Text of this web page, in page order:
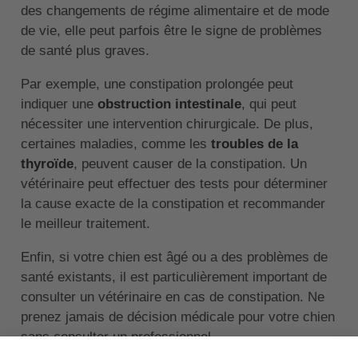
des changements de régime alimentaire et de mode
de vie, elle peut parfois être le signe de problèmes
de santé plus graves.
Par exemple, une constipation prolongée peut
indiquer uneobstruction intestinale, qui peut
nécessiter une intervention chirurgicale. De plus,
certaines maladies, comme les troubles de la
thyroïde, peuvent causer de la constipation. Un
vétérinaire peut effectuer des tests pour déterminer
la cause exacte de la constipation et recommander
le meilleur traitement.
Enfin, si votre chien est âgé ou a des problèmes de
santé existants, il est particulièrement important de
consulter un vétérinaire en cas de constipation. Ne
prenez jamais de décision médicale pour votre chien
sans consulter un professionnel.